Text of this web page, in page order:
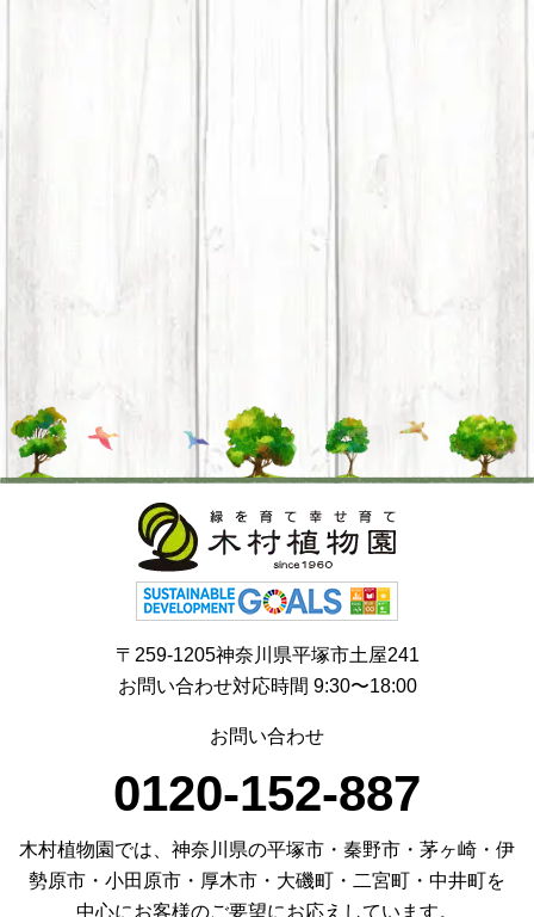
〒259-1205神奈川県平塚市土屋241
お問い合わせ対応時間 9:30〜18:00
お問い合わせ
0120-152-887
木村植物園では、神奈川県の平塚市・秦野市・茅ヶ崎・伊
勢原市・小田原市・厚木市・大磯町・二宮町・中井町を
中心にお客様のご要望にお応えしています。